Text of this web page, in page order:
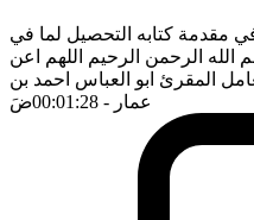
مقدمة كتابه التحصيل لما في
الله الرحمن الرحيم اللهم اعن
المقرئ ابو العباس احمد بن
عمار - 00:01:28 ضَ